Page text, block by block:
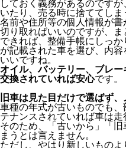
しておく義務があるのです
いたり、売る時に捨ててしま
名前や住所等の個人情報が
切り取ればいいのですが、ま
できれば、整備手帳にしっ
が記載された車を選び、内
いいですね。
オイル、バッテリー、ブレ
交換されていれば安心です。
旧車は見た目だけで選ばず
車種の年式が古いものでも
テナンスされていれば車は走
そのため、「古いから」「
まうとは言えません。
ただし、やはり新しいもの